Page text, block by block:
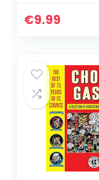
€9.99